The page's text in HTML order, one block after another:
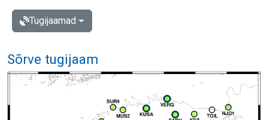
Tugijaamad
Sõrve tugijaam